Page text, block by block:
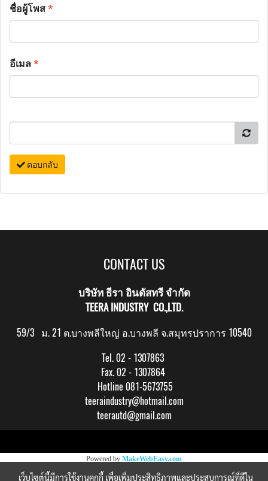
ชื่อผู้โพส*
อีเมล*
ตอบกลับ
CONTACT US
บริษัท ธีรา อินดัสทรี จำกัด
TEERA INDUSTRY CO.,LTD.
59/3 ม. 21 ต.บางพลีใหญ่ อ.บางพลี จ.สมุทรปราการ 10540
Tel. 02 - 1307863
Fax. 02 - 1307864
Hotline 081-5673755
teeraindustry@hotmail.com
teerautd@gmail.com
Powered by MakeWebEasy.com
เว็บไซต์นี้มีการใช้งานคุกกี้ เพื่อเพิ่มประสิทธิภาพและประสบการณ์ที่ดีใน